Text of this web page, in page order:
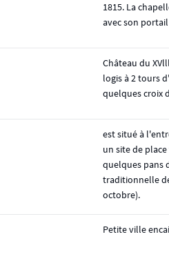
1815. La
avec son portail
Château du
logis à 2 tours
quelques croix
est situé à
un site de
quelques pans
traditionnelle
octobre).
Petite ville